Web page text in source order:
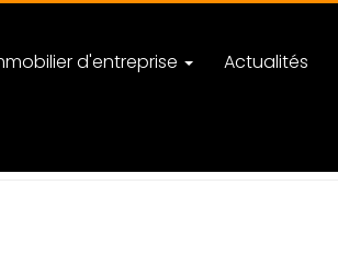
d'entreprise Actualités